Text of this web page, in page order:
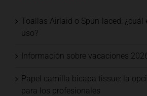
Toallas Airlaid o Spun-laced: ¿cuál
uso?
Información sobre vacaciones
Papel camilla bicapa tissue: la
para los profesionales